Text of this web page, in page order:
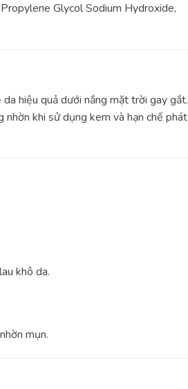
Glycol Sodium Hydroxide,
hiệu quả dưới nắng mặt trời gay gắt.
khi sử dụng kem và hạn chế phát
khô da.
mụn.